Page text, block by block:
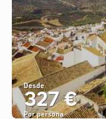
Desde
327 €
Por persona